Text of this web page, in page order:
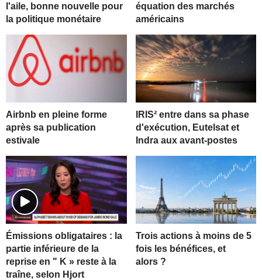
l'aile, bonne nouvelle pour
la politique monétaire
équation des marchés
américains
Airbnb en pleine forme
après sa publication
estivale
IRIS² entre dans sa phase
d'exécution, Eutelsat et
Indra aux avant-postes
Émissions obligataires : la
partie inférieure de la
reprise en " K » reste à la
traîne, selon Hjort
Trois actions à moins de 5
fois les bénéfices, et
alors ?